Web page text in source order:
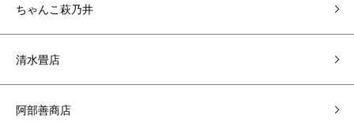
ちゃんこ萩乃井
清水畳店
阿部善商店